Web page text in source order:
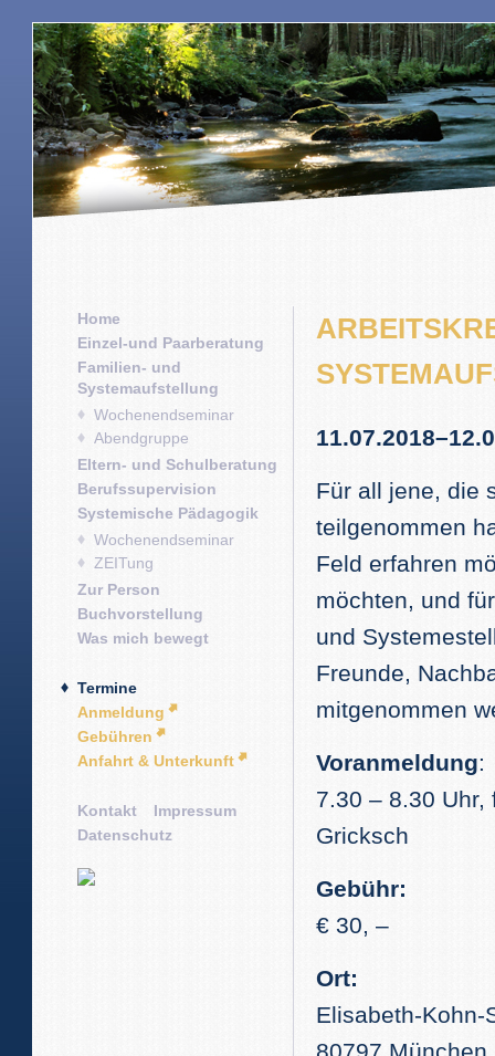
Home
Einzel-und Paarberatung
Familien- und
Systemaufstellung
Wochenendseminar
Abendgruppe
Eltern- und Schulberatung
Berufssupervision
Systemische Pädagogik
Wochenendseminar
ZEITung
Zur Person
Buchvorstellung
Was mich bewegt
Termine
Anmeldung
Gebühren
Anfahrt & Unterkunft
Kontakt
Impressum
Datenschutz
Für all jene, die
teilgenommen
Feld erfahren
möchten, und
und
Freunde,
mitgenommen
Voranmeldung:
7.30 – 8.30
Gricksch
Gebühr:
€ 30, –
Ort:
Elisabeth-Kohn-